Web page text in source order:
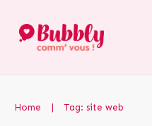
Home Tag: site web